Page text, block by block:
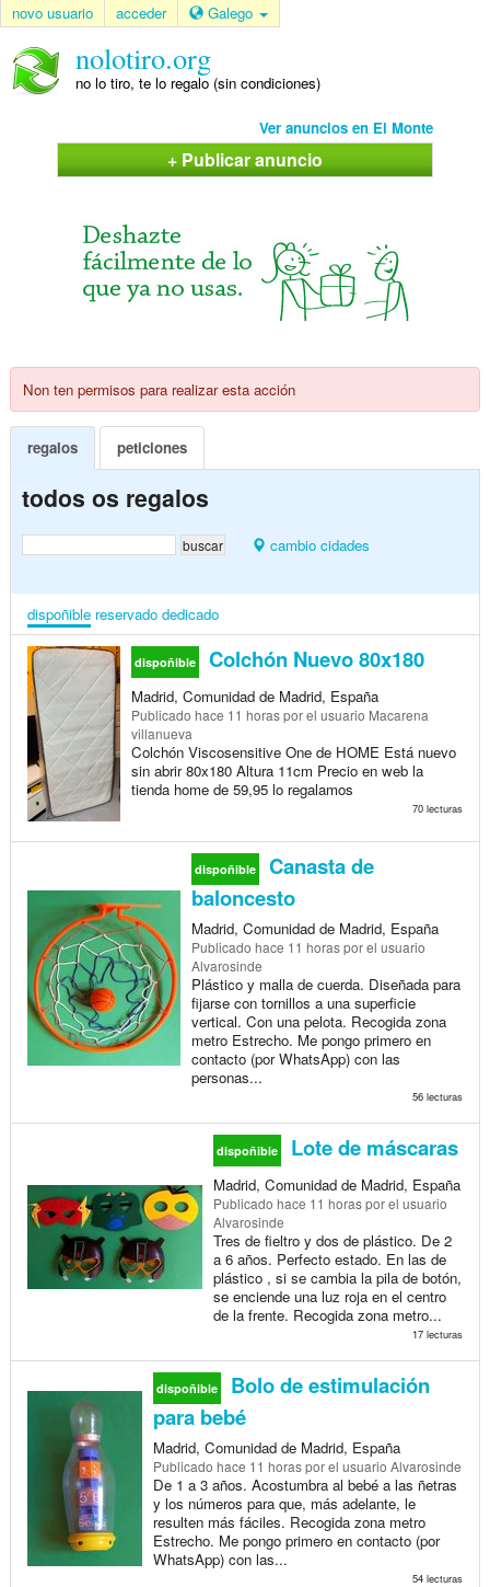
novo usuario acceder Galego
nolotiro.org
no lo tiro, te lo regalo (sin condiciones)
Ver anuncios en El Monte
+ Publicar anuncio
Non ten permisos para realizar esta acción
regalos peticiones
todos os regalos
cambio cidades
dispoñible reservado dedicado
dispoñible Colchón Nuevo 80x180
Madrid, Comunidad de Madrid, España
Publicado hace 11 horaspor el usuario Macarena
villanueva
Colchón Viscosensitive One de HOME Está nuevo
sin abrir 80x180 Altura 11cm Precio en web la
tienda home de 59,95 lo regalamos
70 lecturas
dispoñible
Canasta de
baloncesto
Madrid, Comunidad de Madrid, España
Publicado hace 11 horaspor el usuario
Alvarosinde
Plástico y malla de cuerda. Diseñada para
fijarse con tornillos a una superficie
vertical. Con una pelota. Recogida zona
metro Estrecho. Me pongo primero en
contacto (por WhatsApp) con las
personas...
56 lecturas
dispoñible Lote de máscaras
Madrid, Comunidad de Madrid, España
Publicado hace 11 horaspor el usuario
Alvarosinde
Tres de fieltro y dos de plástico. De 2
a 6 años. Perfecto estado. En las de
plástico , si se cambia la pila de botón,
se enciende una luz roja en el centro
de la frente. Recogida zona metro...
17 lecturas
dispoñible
Bolo de estimulación
para bebé
Madrid, Comunidad de Madrid, España
Publicado hace 11 horaspor el usuario Alvarosinde
De 1 a 3 años. Acostumbra al bebé a las ñetras
y los números para que, más adelante, le
resulten más fáciles. Recogida zona metro
Estrecho. Me pongo primero en contacto (por
WhatsApp) con las...
54 lecturas